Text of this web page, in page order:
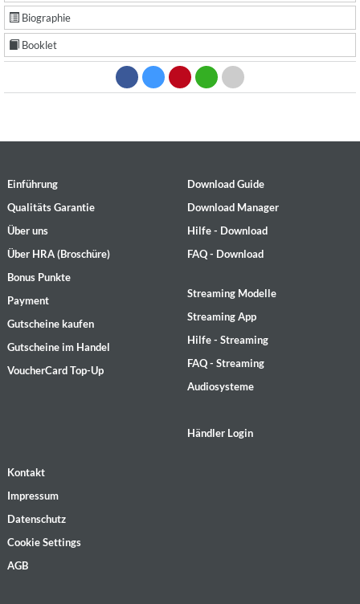
Biographie
Booklet
Einführung
Qualitäts Garantie
Über uns
Über HRA (Broschüre)
Bonus Punkte
Payment
Gutscheine kaufen
Gutscheine im Handel
VoucherCard Top-Up
Download Guide
Download Manager
Hilfe - Download
FAQ - Download
Streaming Modelle
Streaming App
Hilfe - Streaming
FAQ - Streaming
Audiosysteme
Händler Login
Kontakt
Impressum
Datenschutz
Cookie Settings
AGB